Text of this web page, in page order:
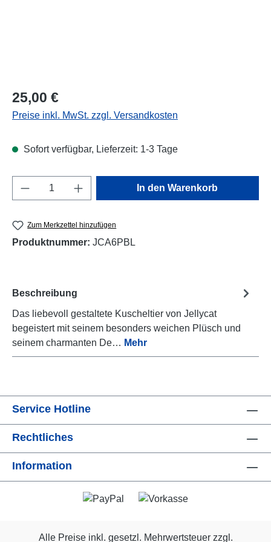
Regulärer Preis:
25,00 €
Preise inkl. MwSt. zzgl. Versandkosten
Sofort verfügbar, Lieferzeit: 1-3 Tage
Produkt Anzahl: Gib den gewünschten
In den Warenkorb
Zum Merkzettel hinzufügen
Produktnummer: JCA6PBL
Beschreibung
Das liebevoll gestaltete Kuscheltier von Jellycat
begeistert mit seinem besonders weichen Plüsch und
seinem charmanten De… Mehr
Service Hotline
Rechtliches
Information
Alle Preise inkl. gesetzl. Mehrwertsteuer zzgl.